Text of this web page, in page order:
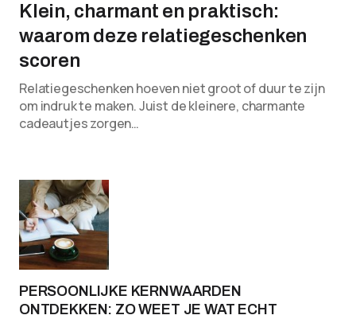
Klein, charmant en praktisch:
waarom deze relatiegeschenken
scoren
Relatiegeschenken hoeven niet groot of duur te zijn
om indruk te maken. Juist de kleinere, charmante
cadeautjes zorgen…
PERSOONLIJKE KERNWAARDEN
ONTDEKKEN: ZO WEET JE WAT ECHT